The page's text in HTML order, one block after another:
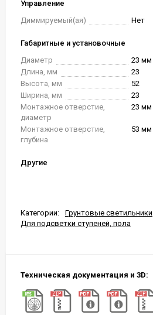
Управление
Диммируемый(ая)
Нет
Габаритные и установочные
Диаметр
23 мм
Длина, мм
23
Высота, мм
52
Ширина, мм
23
Монтажное отверстие,
диаметр
23 мм
Монтажное отверстие,
глубина
53 мм
Другие
Категории:
Грунтовые светильники
Для подсветки ступеней, пола
Техническая документация и 3D: